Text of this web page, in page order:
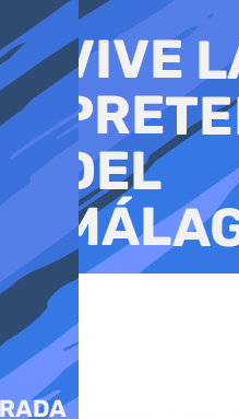
al
contenido